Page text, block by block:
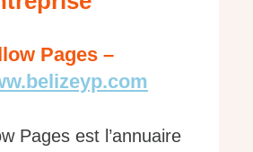
Pages –
Pages est l’annuaire